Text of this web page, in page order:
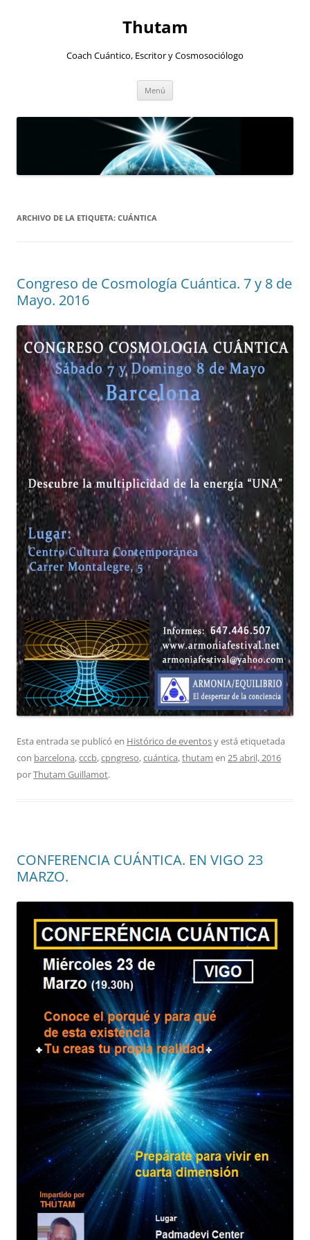
Thutam
Coach Cuántico, Escritor y Cosmosociólogo
Menú
ARCHIVO DE LA ETIQUETA: CUÁNTICA
Congreso de Cosmología Cuántica. 7 y 8 de
Mayo. 2016
Esta entrada se publicó en Histórico de eventosy está etiquetada
con barcelona,cccb,cpngreso,cuántica,thutam en 25 abril, 2016
porThutam Guillamot.
CONFERENCIA CUÁNTICA. EN VIGO 23
MARZO.